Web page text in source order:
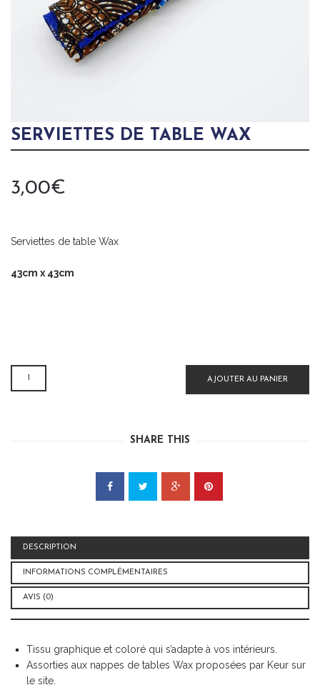
SERVIETTES DE TABLE WAX
3,00€
Serviettes de table Wax
43cm x 43cm
AJOUTER AU PANIER
SHARE THIS
DESCRIPTION
INFORMATIONS COMPLÉMENTAIRES
AVIS (0)
Tissu graphique et coloré qui s’adapte à vos intérieurs.
Assorties aux nappes de tables Wax proposées par Keur sur
le site.